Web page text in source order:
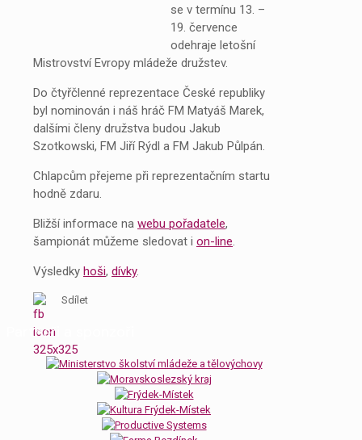
se v termínu 13. –
19. července
odehraje letošní
Mistrovství Evropy mládeže družstev.
Do čtyřčlenné reprezentace České republiky
byl nominován i náš hráč FM Matyáš Marek,
dalšími členy družstva budou Jakub
Szotkowski, FM Jiří Rýdl a FM Jakub Půlpán.
Chlapcům přejeme při reprezentačním startu
hodně zdaru.
Bližší informace na webu pořadatele,
šampionát můžeme sledovat i on-line.
Výsledky hoši, dívky.
Sdílet
Partneři a sponzoři